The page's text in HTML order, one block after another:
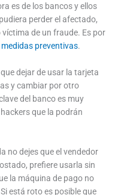
es de los bancos y ellos
perder el afectado,
de un fraude. Es por
medidas preventivas.
dejar de usar la tarjeta
y cambiar por otro
del banco es muy
que la podrán
no dejes que el vendedor
prefiere usarla sin
la máquina de pago no
está roto es posible que